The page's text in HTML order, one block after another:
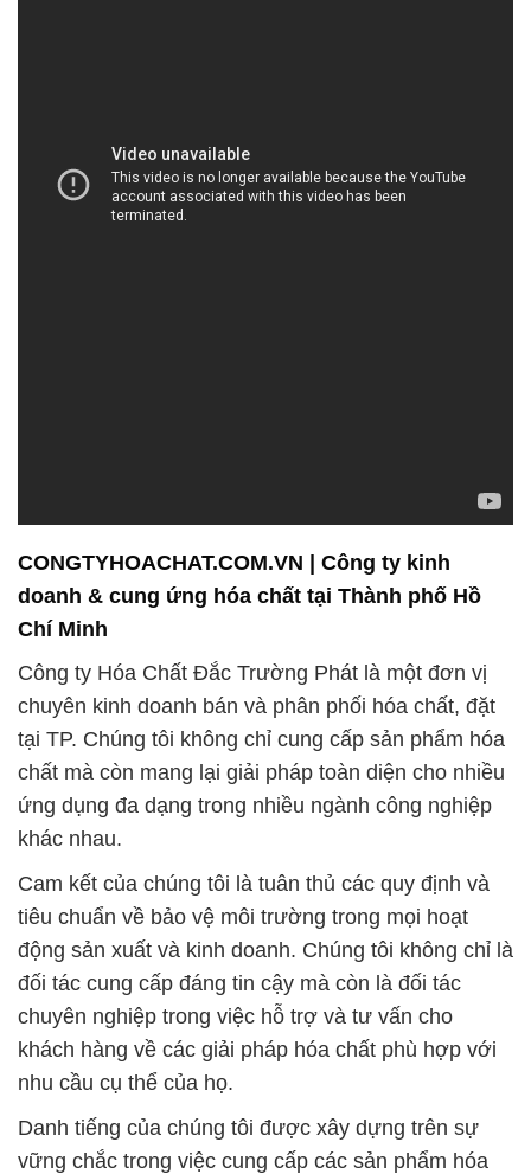
CONGTYHOACHAT.COM.VN | Công ty kinh
doanh & cung ứng hóa chất tại Thành phố Hồ
Chí Minh
Công ty Hóa Chất Đắc Trường Phát là một đơn vị
chuyên kinh doanh bán và phân phối hóa chất, đặt
tại TP. Chúng tôi không chỉ cung cấp sản phẩm hóa
chất mà còn mang lại giải pháp toàn diện cho nhiều
ứng dụng đa dạng trong nhiều ngành công nghiệp
khác nhau.
Cam kết của chúng tôi là tuân thủ các quy định và
tiêu chuẩn về bảo vệ môi trường trong mọi hoạt
động sản xuất và kinh doanh. Chúng tôi không chỉ là
đối tác cung cấp đáng tin cậy mà còn là đối tác
chuyên nghiệp trong việc hỗ trợ và tư vấn cho
khách hàng về các giải pháp hóa chất phù hợp với
nhu cầu cụ thể của họ.
Danh tiếng của chúng tôi được xây dựng trên sự
vững chắc trong việc cung cấp các sản phẩm hóa